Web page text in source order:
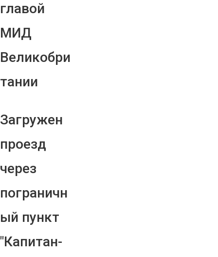
главой
МИД
Великобри
тании
Загружен
проезд
через
пограничн
ый пункт
"Капитан-